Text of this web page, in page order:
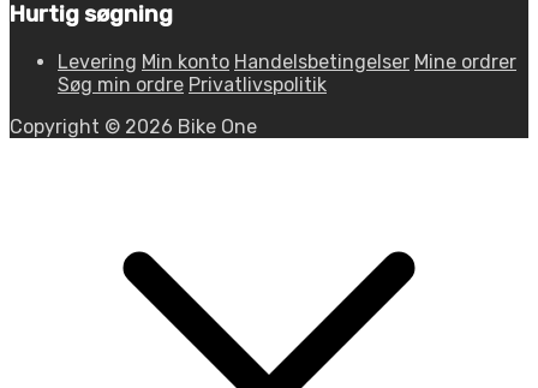
Hurtig søgning
Levering Min konto Handelsbetingelser Mine ordrer
Søg min ordre Privatlivspolitik
Copyright © 2026 Bike One